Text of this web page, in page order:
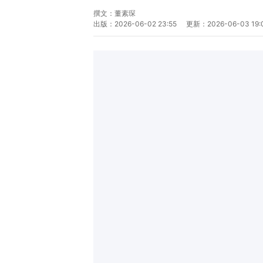
撰文： 董素琛
出版： 2026-06-02 23:55 更新： 2026-06-03